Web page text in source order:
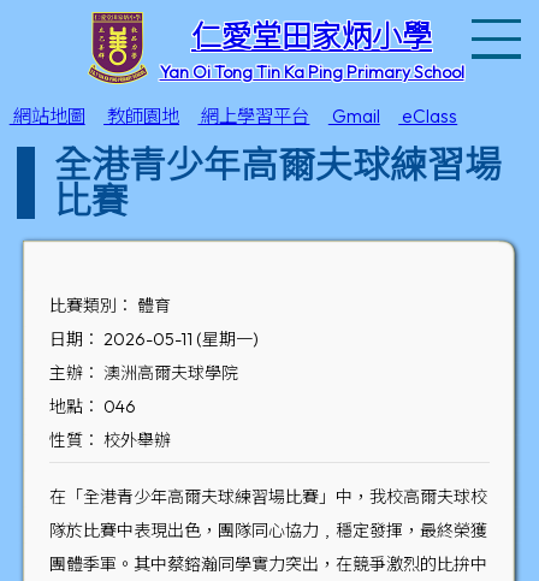
仁愛堂田家炳小學
Yan Oi Tong Tin Ka Ping Primary School
網站地圖 教師園地 網上學習平台 Gmail eClass
全港青少年高爾夫球練習場
比賽
比賽類別： 體育
日期： 2026-05-11 (星期一)
主辦： 澳洲高爾夫球學院
地點： 046
性質： 校外舉辦
在「全港青少年高爾夫球練習場比賽」中，我校高爾夫球校
隊於比賽中表現出色，團隊同心協力﹐穩定發揮，最終榮獲
團體季軍。其中蔡鎔瀚同學實力突出，在競爭激烈的比拚中